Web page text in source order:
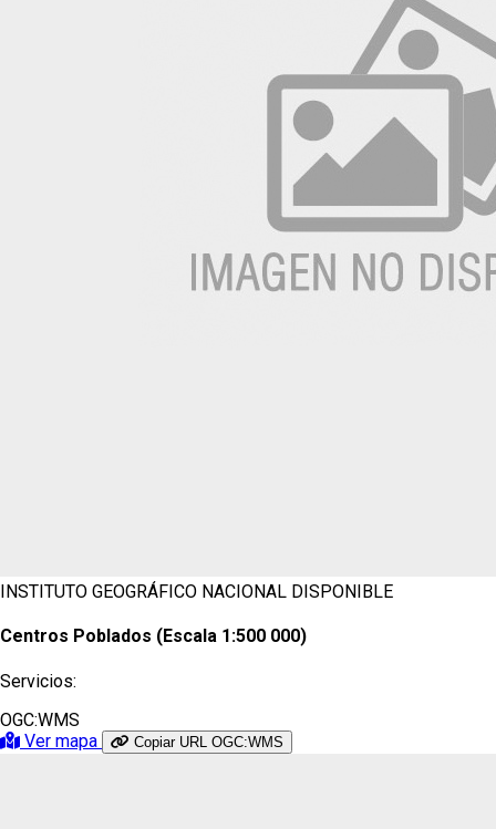
INSTITUTO GEOGRÁFICO NACIONAL DISPONIBLE
Centros Poblados (Escala 1:500 000)
Servicios:
OGC:WMS
Ver mapa
Copiar URL OGC:WMS